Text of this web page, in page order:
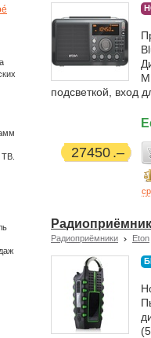
подсветкой, вход
27450
Радиоприёмники Eton